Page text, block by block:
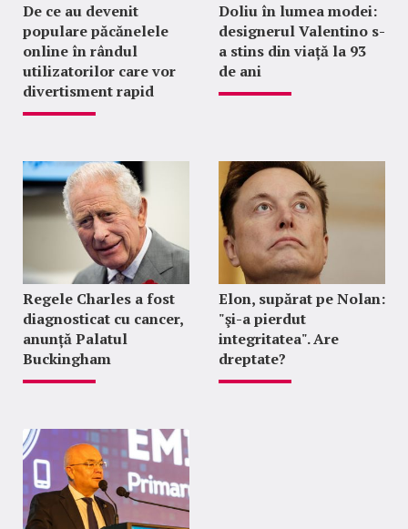
De ce au devenit
populare păcănelele
online în rândul
utilizatorilor care vor
divertisment rapid
Doliu în lumea modei:
designerul Valentino s-
a stins din viață la 93
de ani
Regele Charles a fost
diagnosticat cu cancer,
anunță Palatul
Buckingham
Elon, supărat pe Nolan:
"şi-a pierdut
integritatea". Are
dreptate?